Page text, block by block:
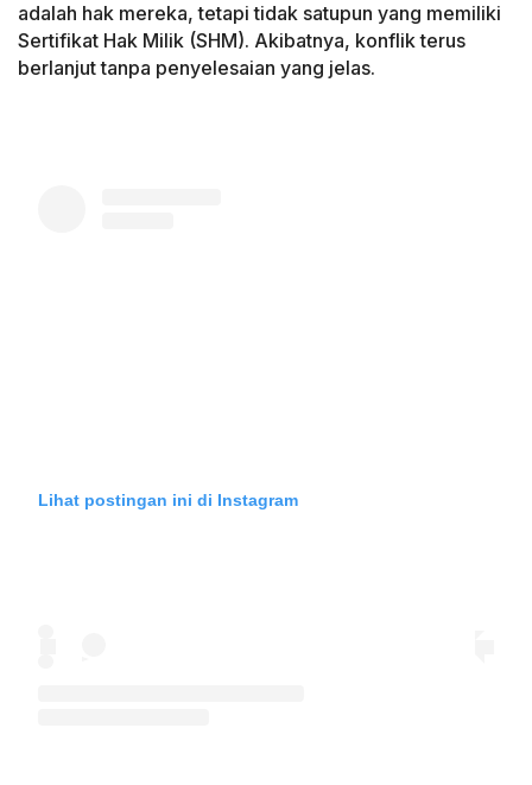
adalah hak mereka, tetapi tidak satupun yang memiliki
Sertifikat Hak Milik (SHM). Akibatnya, konflik terus
berlanjut tanpa penyelesaian yang jelas.
Lihat postingan ini di Instagram